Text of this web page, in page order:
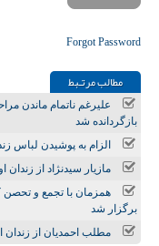
Forgot Password
مطالب مرتـبط
علیرغم ناتمام ماندن
بازگردانده شد
الزام به پوشیدن لباس
مازیار سیدنژاد از زندان
برگزار شد
مطلب احمدیان از زندان